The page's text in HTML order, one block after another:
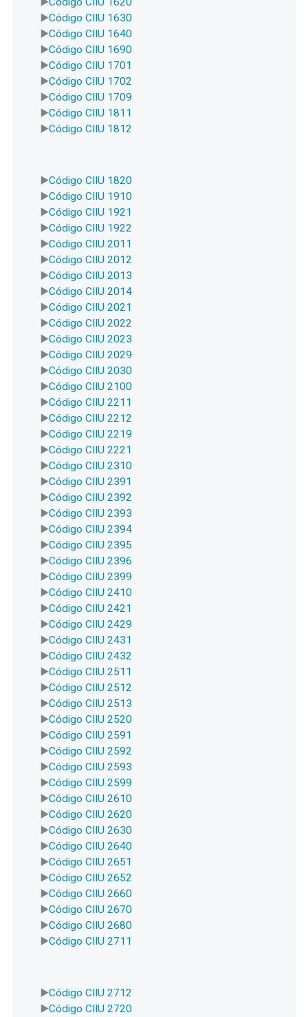
Código CIIU 1630
Código CIIU 1640
Código CIIU 1690
Código CIIU 1701
Código CIIU 1702
Código CIIU 1709
Código CIIU 1811
Código CIIU 1812
Código CIIU 1820
Código CIIU 1910
Código CIIU 1921
Código CIIU 1922
Código CIIU 2011
Código CIIU 2012
Código CIIU 2013
Código CIIU 2014
Código CIIU 2021
Código CIIU 2022
Código CIIU 2023
Código CIIU 2029
Código CIIU 2030
Código CIIU 2100
Código CIIU 2211
Código CIIU 2212
Código CIIU 2219
Código CIIU 2221
Código CIIU 2310
Código CIIU 2391
Código CIIU 2392
Código CIIU 2393
Código CIIU 2394
Código CIIU 2395
Código CIIU 2396
Código CIIU 2399
Código CIIU 2410
Código CIIU 2421
Código CIIU 2429
Código CIIU 2431
Código CIIU 2432
Código CIIU 2511
Código CIIU 2512
Código CIIU 2513
Código CIIU 2520
Código CIIU 2591
Código CIIU 2592
Código CIIU 2593
Código CIIU 2599
Código CIIU 2610
Código CIIU 2620
Código CIIU 2630
Código CIIU 2640
Código CIIU 2651
Código CIIU 2652
Código CIIU 2660
Código CIIU 2670
Código CIIU 2680
Código CIIU 2711
Código CIIU 2712
Código CIIU 2720